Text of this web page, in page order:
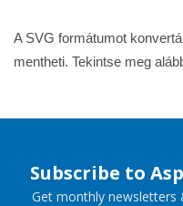
A SVG formátumot
mentheti. Tekintse meg
Subscribe to
Get monthly newsletters